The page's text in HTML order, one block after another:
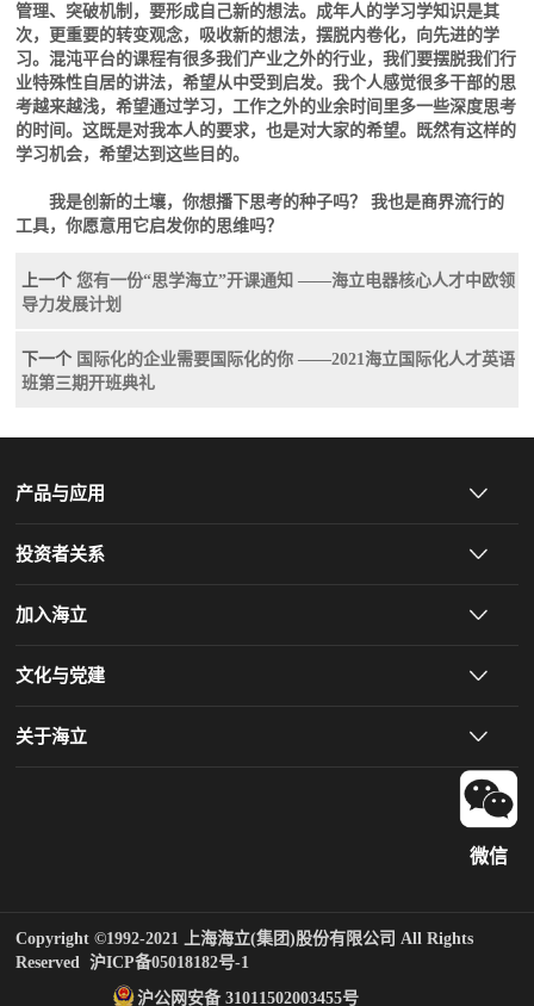
管理、突破机制，要形成自己新的想法。成年人的学习学知识是其
次，更重要的转变观念，吸收新的想法，摆脱内卷化，向先进的学
习。混沌平台的课程有很多我们产业之外的行业，我们要摆脱我们行
业特殊性自居的讲法，希望从中受到启发。我个人感觉很多干部的思
考越来越浅，希望通过学习，工作之外的业余时间里多一些深度思考
的时间。这既是对我本人的要求，也是对大家的希望。既然有这样的
学习机会，希望达到这些目的。
我是创新的土壤，你想播下思考的种子吗？ 我也是商界流行的
工具，你愿意用它启发你的思维吗？
上一个 您有一份“思学海立”开课通知 ——海立电器核心人才中欧领
导力发展计划
下一个 国际化的企业需要国际化的你 ——2021海立国际化人才英语
班第三期开班典礼
产品与应用
投资者关系
加入海立
文化与党建
关于海立
微信
Copyright ©1992-2021 上海海立(集团)股份有限公司 All Rights
Reserved沪ICP备05018182号-1
沪公网安备 31011502003455号